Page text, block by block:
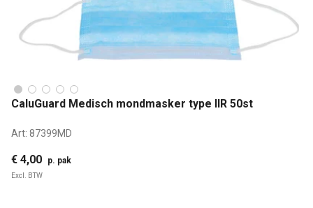
CaluGuard Medisch mondmasker type IIR 50st
Art: 87399MD
€ 4,00 p. pak
Excl. BTW